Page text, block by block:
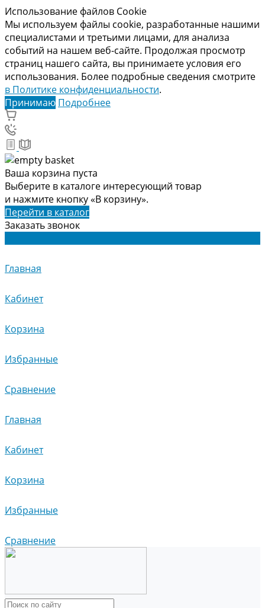
Использование файлов Cookie
Мы используем файлы cookie, разработанные нашими
специалистами и третьими лицами, для анализа
событий на нашем веб-сайте. Продолжая просмотр
страниц нашего сайта, вы принимаете условия его
использования. Более подробные сведения смотрите
в Политике конфиденциальности.
Принимаю Подробнее
Ваша корзина пуста
Выберите в каталоге интересующий товар
и нажмите кнопку «В корзину».
Перейти в каталог
Заказать звонок
Главная
Кабинет
Корзина
Избранные
Сравнение
Главная
Кабинет
Корзина
Избранные
Сравнение